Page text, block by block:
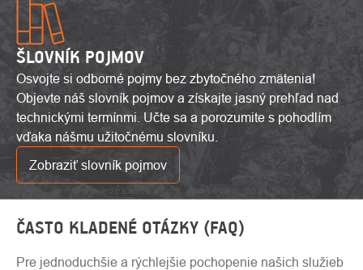
ŠLOVNÍK POJMOV
Osvojte si odborné pojmy bez zbytočného zmätenia!
Objevte náš slovník pojmov a získajte jasný prehľad nad
technickými termínmi. Učte sa a porozumite s pohodlím
vďaka nášmu užitočnému slovníku.
Zobraziť slovník pojmov
ČASTO KLADENÉ OTÁZKY (FAQ)
Pre jednoduchšie a rýchlejšie pochopenie našich služieb